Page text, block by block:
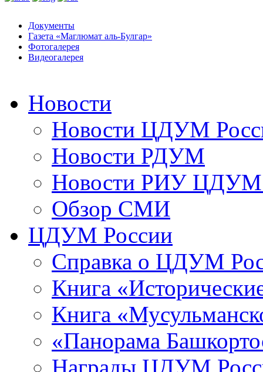
Документы
Газета «Маглюмат аль-Булгар»
Фотогалерея
Видеогалерея
Новости
Новости ЦДУМ
Новости РДУМ
Новости РИУ ЦДУМ
Обзор СМИ
ЦДУМ России
Справка о ЦДУМ
Книга
Книга
«Панорама